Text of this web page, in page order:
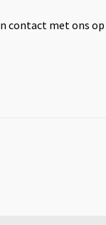
contact met ons op